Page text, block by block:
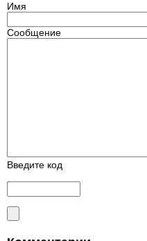
Имя
Сообщение
Введите код